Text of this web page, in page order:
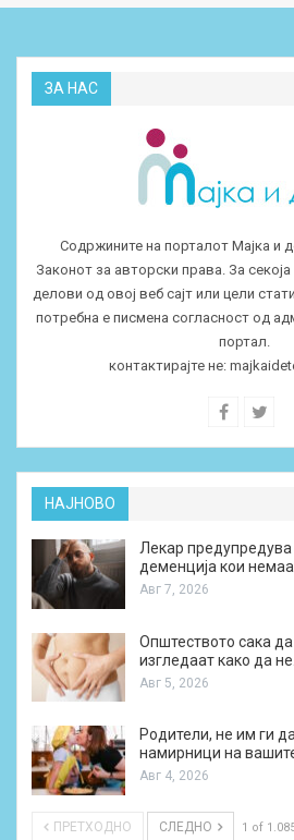
ЗА НАС
Содржините на порталот Мајка и
Законот за авторски права. За
делови од овој веб сајт или цели
потребна е писмена согласност од
портал.
контактирајте не:
НАЈНОВО
Лекар
деменција кои
Авг 7, 2026
Општеството сака
изгледаат како да не…
Авг 5, 2026
Родители, не им ги
намирници на
Авг 4, 2026
ПРЕТХОДНО СЛЕДНО 1 of